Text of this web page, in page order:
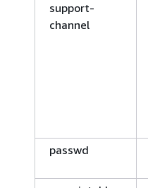
support-
channel
passwd